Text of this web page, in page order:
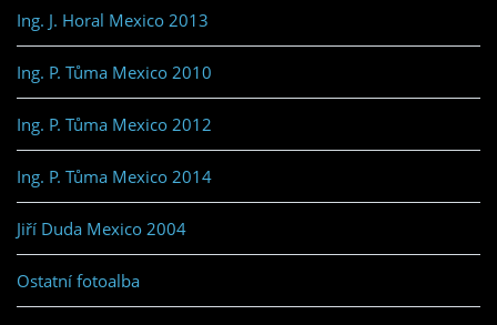
Ing. J. Horal Mexico 2013
Ing. P. Tůma Mexico 2010
Ing. P. Tůma Mexico 2012
Ing. P. Tůma Mexico 2014
Jiří Duda Mexico 2004
Ostatní fotoalba